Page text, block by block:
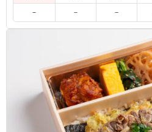
甘辛いタレが絡んだ牛焼肉は、
出す贅沢な味わいでした。さら
が絶妙なアクセントとなり、ボ
ながら最後まで軽快に食べ進め
も一つひとつ質が高く、メイン
い、お腹も心も満たされる逸品で
ご利用シーン： ロケ・撮影›スタジ
東京都目黒区三田2026/04/08
－ － －